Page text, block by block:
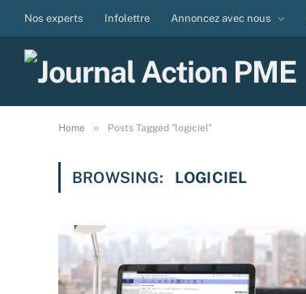
Nos experts Infolettre Annoncez avec nous
Home » Posts Tagged "logiciel"
BROWSING: LOGICIEL